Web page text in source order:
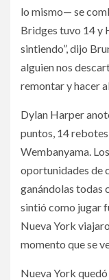
lo mismo— se
Bridges tuvo 14 y
sintiendo”, dijo
alguien nos
remontar y hacer
Dylan Harper
puntos, 14
Wembanyama.
oportunidades de
ganándolas todas
sintió como jugar
Nueva York
momento que se
Nueva York